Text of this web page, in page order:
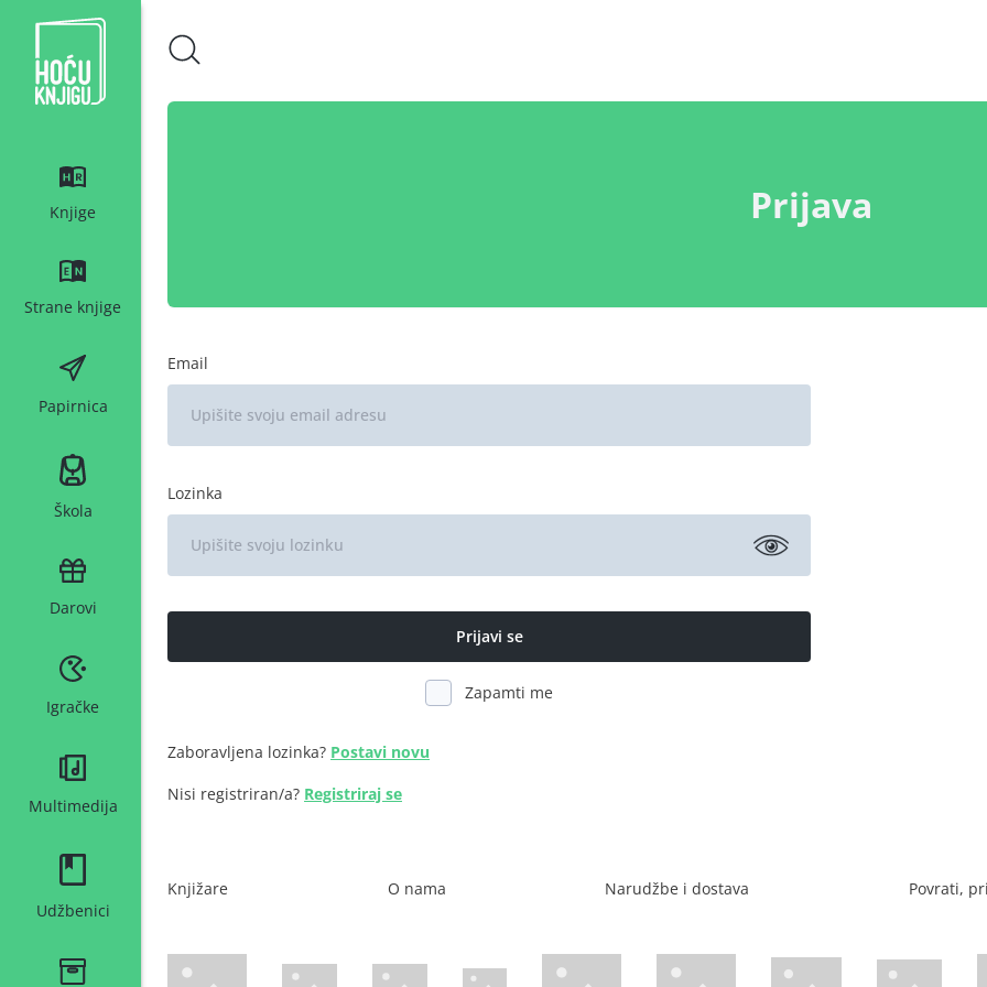
Hoću knjigu bijeli logo
Knjige
Strane knjige
Papirnica
Škola
Darovi
Igračke
Multimedija
Udžbenici
Prijava
Email
Lozinka
Zapamti me
Zaboravljena lozinka? Postavi novu
Nisi registriran/a? Registriraj se
Knjižare O nama Narudžbe i dostava Povrati,
WsPay web stranicaMaestro web stranicaMastercard web stranicaAmerican Express web stranica
Visa web stranica Diners web stranicaTrustwave certificirano
Mastercard